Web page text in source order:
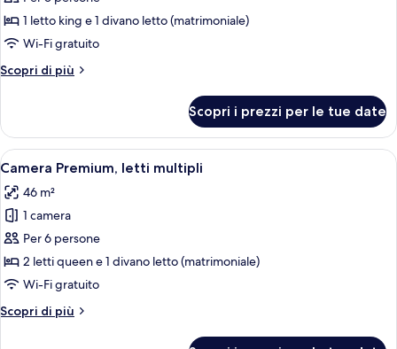
Camera
Premium,
letto
divano
letto
1 letto king e 1 divano letto (matrimoniale)
Wi-Fi gratuito
Scopri di più
Altri
Premium,
letto
con
divano
Scopri i prezzi per le tue date
Apri
tutte
le
foto
per
Camera
Premium,
multipli
Un soggiorno con un divano
4
Camera Premium, letti multipli
46 m²
1 camera
Per 6 persone
2 letti queen e 1 divano letto (matrimoniale)
Wi-Fi gratuito
Scopri di più
Altri